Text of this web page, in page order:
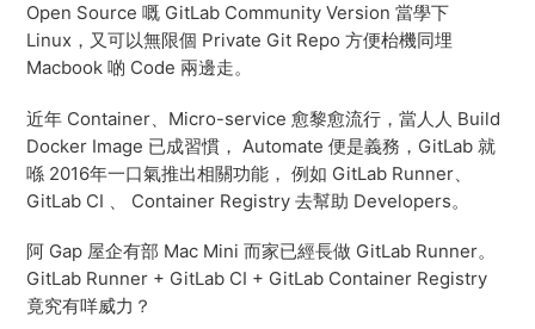
Open Source 嘅 GitLab Community Version 當學下
Linux，又可以無限個 Private Git Repo 方便枱機同埋
Macbook 啲 Code 兩邊走。
近年 Container、Micro-service 愈黎愈流行，當人人 Build
Docker Image 已成習慣， Automate 便是義務，GitLab 就
喺 2016年一口氣推出相關功能， 例如 GitLab Runner、
GitLab CI 、 Container Registry 去幫助 Developers。
阿 Gap 屋企有部 Mac Mini 而家已經長做 GitLab Runner。
GitLab Runner + GitLab CI + GitLab Container Registry
竟究有咩威力？